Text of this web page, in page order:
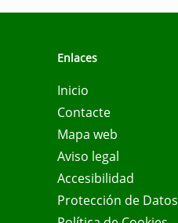
Enlaces
Inicio
Contacte
Mapa web
Aviso legal
Accesibilidad
Protección de Datos